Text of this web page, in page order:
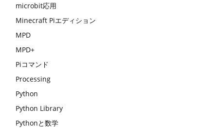
microbit応用
Minecraft Piエディション
MPD
MPD+
Piコマンド
Processing
Python
Python Library
Pythonと数学